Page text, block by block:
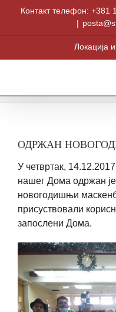
Контакт телефон: +381
|
Локација
ОДРЖАН
У четвртак,
нашег Дома одржан
новогодишњи
присуствовали
запослени Дома.